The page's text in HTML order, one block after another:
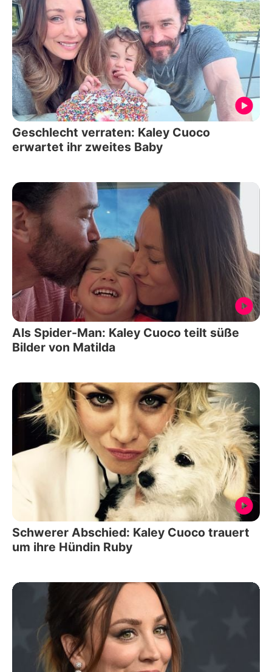
Geschlecht verraten: Kaley Cuoco
erwartet ihr zweites Baby
Als Spider-Man: Kaley Cuoco teilt süße
Bilder von Matilda
Schwerer Abschied: Kaley Cuoco trauert
um ihre Hündin Ruby